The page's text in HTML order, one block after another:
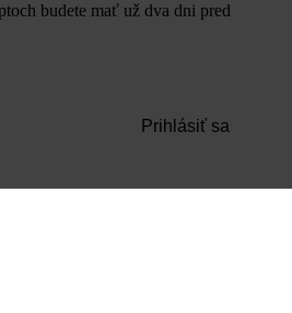
budete mať už dva dni pred
Prihlásiť sa